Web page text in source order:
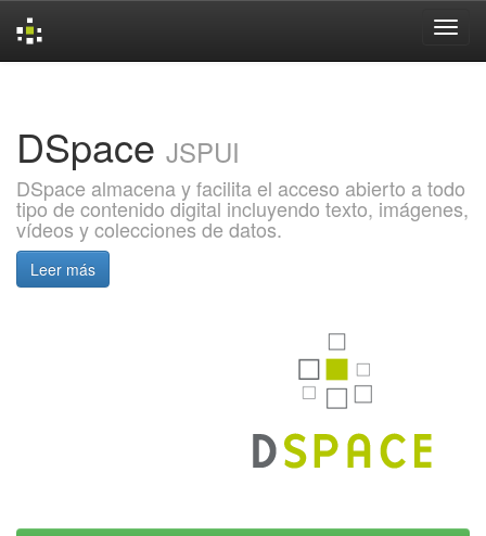
DSpace JSPUI
DSpace almacena y facilita el acceso abierto a todo
tipo de contenido digital incluyendo texto, imágenes,
vídeos y colecciones de datos.
Leer más